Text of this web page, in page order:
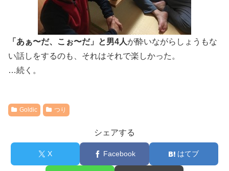
「あぁ〜だ、こぉ〜だ」と男4人が酔いながらしょうもな
い話しをするのも、それはそれで楽しかった。
…続く。
Goldic つり
シェアする
X Facebook はてブ